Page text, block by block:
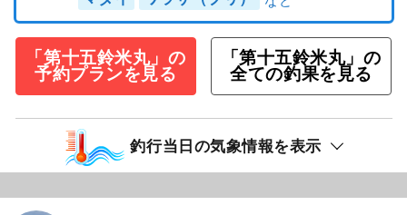
「第十五鈴米丸」の
予約プランを見る
「第十五鈴米丸」の
全ての釣果を見る
釣行当日の気象情報を表示